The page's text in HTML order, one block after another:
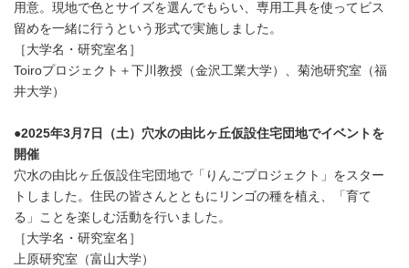
用意。現地で色とサイズを選んでもらい、専用工具を使ってビス
留めを一緒に行うという形式で実施しました。
［大学名・研究室名］
Toiroプロジェクト＋下川教授（金沢工業大学）、菊池研究室（福
井大学）
●2025年3月7日（土）穴水の由比ヶ丘仮設住宅団地でイベントを
開催
穴水の由比ヶ丘仮設住宅団地で「りんごプロジェクト」をスター
トしました。住民の皆さんとともにリンゴの種を植え、「育て
る」ことを楽しむ活動を行いました。
［大学名・研究室名］
上原研究室（富山大学）